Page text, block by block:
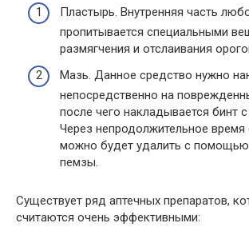
Пластырь. Внутренняя часть
пропитывается специальными
размягчения и отслаивания
Мазь. Данное средство нужно
непосредственно на
после чего накладывается бинт
Через непродолжительное
можно будет удалить с
пемзы.
Существует ряд аптечных препаратов,
считаются очень эффективными: